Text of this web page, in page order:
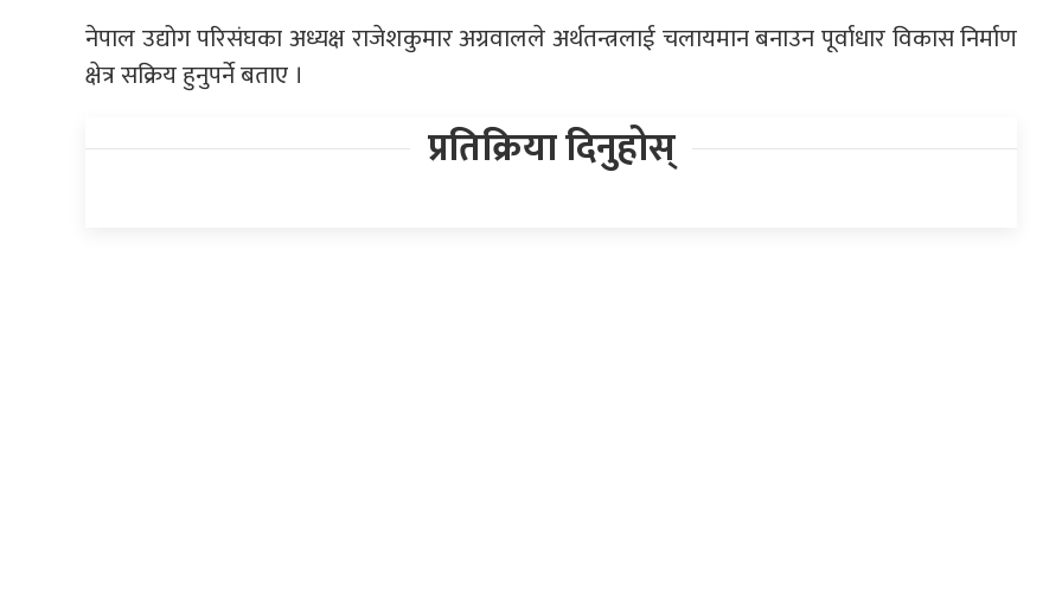
नेपाल उद्योग परिसंघका अध्यक्ष राजेशकुमार अग्रवालले अर्थतन्त्रलाई चलायमान बनाउन पूर्वाधार विकास निर्माण
क्षेत्र सक्रिय हुनुपर्ने बताए ।
प्रतिक्रिया दिनुहोस्